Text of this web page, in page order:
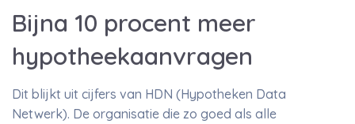
Bijna 10 procent meer
hypotheekaanvragen
Dit blijkt uit cijfers van HDN (Hypotheken Data
Netwerk). De organisatie die zo goed als alle